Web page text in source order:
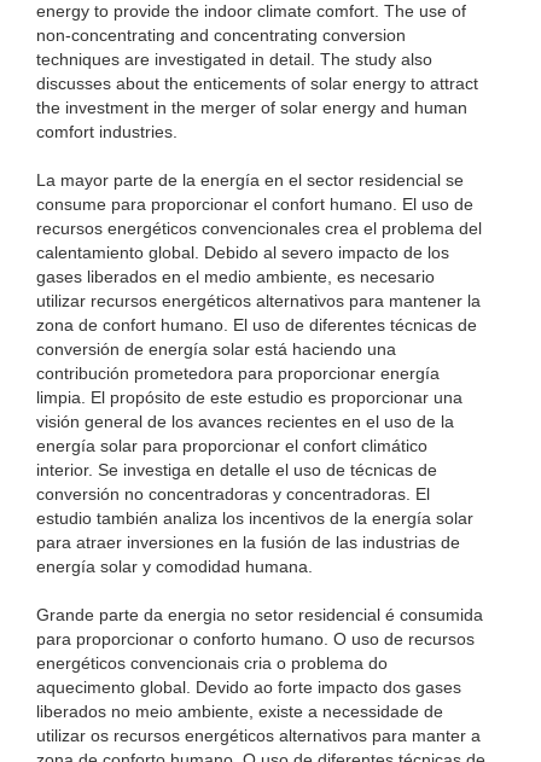
energy to provide the indoor climate comfort. The use of
non-concentrating and concentrating conversion
techniques are investigated in detail. The study also
discusses about the enticements of solar energy to attract
the investment in the merger of solar energy and human
comfort industries.
La mayor parte de la energía en el sector residencial se
consume para proporcionar el confort humano. El uso de
recursos energéticos convencionales crea el problema del
calentamiento global. Debido al severo impacto de los
gases liberados en el medio ambiente, es necesario
utilizar recursos energéticos alternativos para mantener la
zona de confort humano. El uso de diferentes técnicas de
conversión de energía solar está haciendo una
contribución prometedora para proporcionar energía
limpia. El propósito de este estudio es proporcionar una
visión general de los avances recientes en el uso de la
energía solar para proporcionar el confort climático
interior. Se investiga en detalle el uso de técnicas de
conversión no concentradoras y concentradoras. El
estudio también analiza los incentivos de la energía solar
para atraer inversiones en la fusión de las industrias de
energía solar y comodidad humana.
Grande parte da energia no setor residencial é consumida
para proporcionar o conforto humano. O uso de recursos
energéticos convencionais cria o problema do
aquecimento global. Devido ao forte impacto dos gases
liberados no meio ambiente, existe a necessidade de
utilizar os recursos energéticos alternativos para manter a